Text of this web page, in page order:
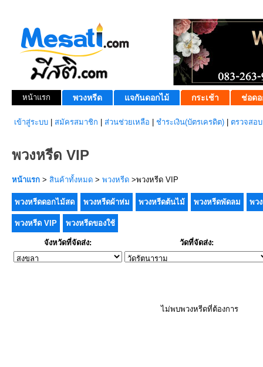
หน้าแรก พวงหรีด แจกันดอกไม้ กระเช้า ช่อดอ
เข้าสู่ระบบ สมัครสมาชิก ส่วนช่วยเหลือ ชำระเงิน(บัตรเครดิต) ตรวจสอ
พวงหรีด VIP
หน้าแรก > สินค้าทั้งหมด > พวงหรีด >พวงหรีด VIP
พวงหรีดดอกไม้สด พวงหรีดผ้าห่ม พวงหรีดต้นไม้ พวงหรีดพัดลม พว
พวงหรีด VIP พวงหรีดของใช้
จังหวัดที่จัดส่ง: วัดที่จัดส่ง:
ไม่พบพวงหรีดที่ต้องการ